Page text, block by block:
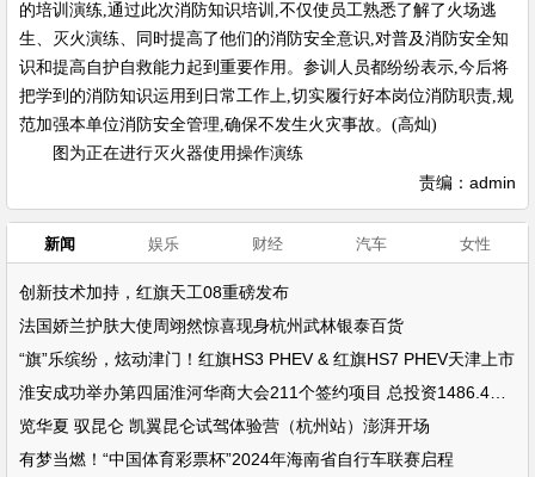
的培训演练,通过此次消防知识培训,不仅使员工熟悉了解了火场逃
生、灭火演练、同时提高了他们的消防安全意识,对普及消防安全知
识和提高自护自救能力起到重要作用。参训人员都纷纷表示,今后将
把学到的消防知识运用到日常工作上,切实履行好本岗位消防职责,规
范加强本单位消防安全管理,确保不发生火灾事故。(高灿)
图为正在进行灭火器使用操作演练
责编：admin
新闻 娱乐 财经 汽车 女性
创新技术加持，红旗天工08重磅发布
法国娇兰护肤大使周翊然惊喜现身杭州武林银泰百货
“旗”乐缤纷，炫动津门！红旗HS3 PHEV & 红旗HS7 PHEV天津上市
览华夏 驭昆仑 凯翼昆仑试驾体验营（杭州站）澎湃开场
有梦当燃！“中国体育彩票杯”2024年海南省自行车联赛启程